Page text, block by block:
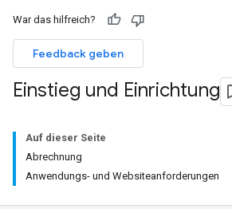
War das hilfreich?
Feedback geben
Einstieg und Einrichtung
Auf dieser Seite
Abrechnung
Anwendungs- und Websiteanforderungen